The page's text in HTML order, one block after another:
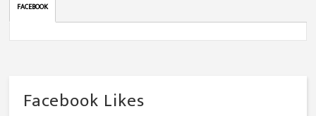
FACEBOOK
Facebook Likes